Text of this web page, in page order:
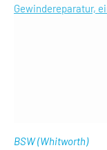
BSW (Whitworth)